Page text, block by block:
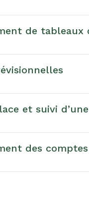
de tableaux
et suivi
des